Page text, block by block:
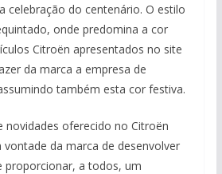
celebração do centenário. O estilo
onde predomina a cor
Citroën apresentados no site
da marca a empresa de
também esta cor festiva.
novidades oferecido no Citroën
vontade da marca de desenvolver
proporcionar, a todos, um